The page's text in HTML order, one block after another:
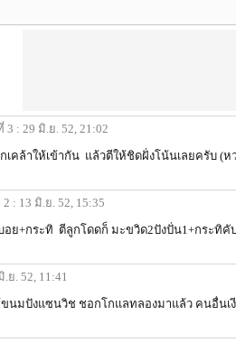
3 : 29 มิ.ย. 52, 21:02
คล้าให้เข้ากัน แล้วตีให้ชิดฝั่งโน้นเลยครับ (
: 13 มิ.ย. 52, 15:35
ย+กระทิ ตีลูกโดดก็ มะขวิด2ปังปั่น1+กระทิคั
ย. 52, 11:41
นมปังแซนวิช ชอกโกแลทลองมาแล้ว คนอื่น